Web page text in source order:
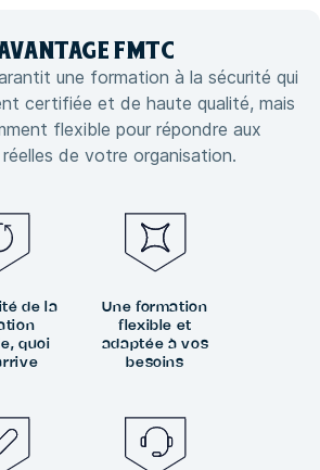
FMTC
une formation à la sécurité qui
certifiée et de haute qualité, mais
flexible pour répondre aux
de votre organisation.
de la
quoi
Une formation
flexible et
adaptée à vos
besoins